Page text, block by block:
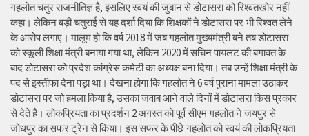
गहलोत चतुर राजनीतिज्ञ है, इसलिए स्वयं की जुबान से डोटासरा को रिश्वतखोर नहीं
कहा। लेकिन बड़ी चतुराई से यह दर्शा दिया कि शिक्षकों ने डोटासरा पर भी रिश्वत लेने
के आरोप लगाए। मालूम हो कि वर्ष 2018 में जब गहलोत मुख्यमंत्री बने तब डोटासरा
को स्कूली शिक्षा मंत्री बनाया गया था, लेकिन 2020 में सचिन पायलट की बगावत के
बाद डोटासरा को प्रदेश कांग्रेस कमेटी का अध्यक्ष बना दिया। तब उन्हें शिक्षा मंत्री के
पद से इस्तीफा देना पड़ा था। देखना होगा कि गहलोत ने 6 वर्ष पुराना मामला उठाकर
डोटासरा पर जो हमला किया है, उसका जवाब आने वाले दिनों में डोटासरा किस प्रकार
से देते हैं। लोकप्रियता का प्रदर्शन 2 अगस्त को पूर्व सीएम गहलोत ने जयपुर से
जोधपुर का सफर ट्रेन से किया। इस सफर के पीछे गहलोत को स्वयं की लोकप्रियता